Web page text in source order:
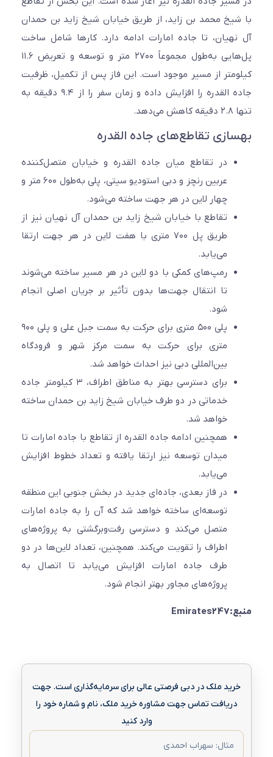
با شیخ محمد بن زاید، از طریق خیابان شیخ زاید بن حمدان
آل نهیان، تا جاده امارات ادامه دارد. کارها شامل ساخت
پل‌هایی به‌طول مجموعاً ۲۷۰۰ متر و توسعه و تعریض ۱۱.۶
کیلومتر از مسیر موجود است. این فاز پس از تکمیل، ظرفیت
جاده القدره را افزایش داده و زمان سفر را از ۹.۴ دقیقه به
تنها ۲.۸ دقیقه کاهش می‌دهد.
بهسازی تقاطع‌های جاده القدره
در تقاطع میان جاده القدره و خیابان متصل‌کننده
عربین رنچز و دبی استودیو سیتی، پلی به‌طول ۶۰۰ متر و
چهار لاین در هر جهت ساخته می‌شود.
تقاطع با خیابان شیخ زاید بن حمدان آل نهیان نیز از
طریق پل ۷۰۰ متری با هفت لاین در هر جهت ارتقا
می‌یابد.
رمپ‌های کمکی با دو لاین در هر مسیر ساخته می‌شوند
تا انتقال جهت‌ها بدون تأثیر بر جریان اصلی انجام
شود.
پلی ۵۰۰ متری برای حرکت به سمت جبل علی و پلی ۹۰۰
متری برای حرکت به سمت مرکز شهر و فرودگاه
بین‌المللی دبی نیز احداث خواهد شد.
برای دسترسی بهتر به مناطق اطراف، ۳ کیلومتر جاده
خدماتی در دو طرف خیابان شیخ زاید بن حمدان ساخته
خواهد شد.
همچنین ادامه جاده القدره از تقاطع با جاده امارات تا
میدان توسعه نیز ارتقا یافته و تعداد خطوط افزایش
می‌یابد.
در فاز بعدی، جاده‌ای جدید در بخش جنوبی این منطقه
توسعه‌ای ساخته خواهد شد که آن را به جاده امارات
متصل می‌کند و دسترسی رفت‌وبرگشتی به پروژه‌های
اطراف را تقویت می‌کند. همچنین، تعداد لاین‌ها در دو
طرف جاده امارات افزایش می‌یابد تا اتصال به
پروژه‌های مجاور بهتر انجام شود.
منبع:Emirates247
خرید ملک در دبی فرصتی عالی برای سرمایه‌گذاری است. جهت
دریافت تماس جهت مشاوره خرید ملک، نام و شماره خود را
وارد کنید